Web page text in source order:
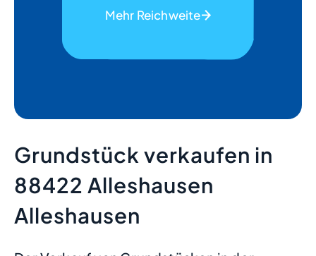
Mehr Reichweite
Grundstück verkaufen in
88422 Alleshausen
Alleshausen